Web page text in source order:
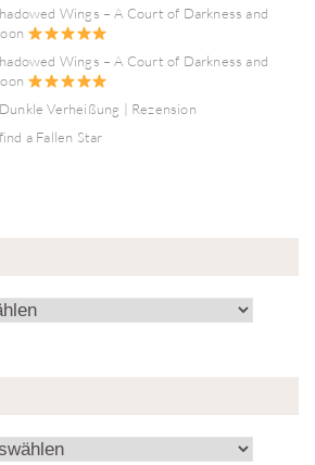
Wings – A Court of Darkness and
Wings – A Court of Darkness and
Verheißung | Rezension
a Fallen Star